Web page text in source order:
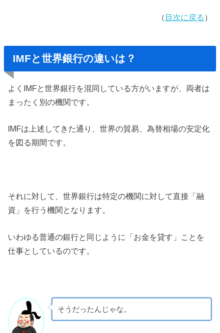
（ 目次に戻る ）
IMFと世界銀行の違いは？
よくIMFと世界銀行を混同している方がいますが、両者は
まったく別の機関です。
IMFは上述してきた通り、世界の貿易、為替相場の安定化
を図る期間です。
それに対して、世界銀行は特定の機関に対して直接「融
資」を行う機関となります。
いわゆる普通の銀行と同じように「お金を貸す」ことを
仕事としているのです。
そうだったんじゃな。